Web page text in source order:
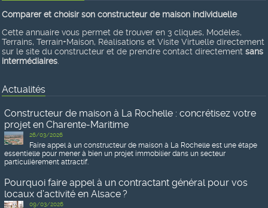
Comparer et choisir son constructeur de maison individuelle
Cette annuaire vous permet de trouver en 3 cliques, Modèles,
Terrains, Terrain+Maison, Réalisations et Visite Virtuelle directement
sur le site du constructeur et de prendre contact directement sans
intermédiaires
Actualités
Constructeur de maison à La Rochelle : concrétisez votre
projet en Charente-Maritime
26/03/2026
Faire appel à un constructeur de maison à La Rochelle est une étape
essentielle pour mener à bien un projet immobilier dans un secteur
particulièrement attractif.
Pourquoi faire appel à un contractant général pour vos
locaux d’activité en Alsace ?
09/03/2026